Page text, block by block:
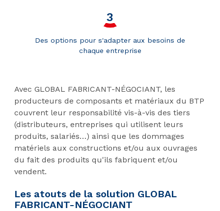
Des options pour s'adapter aux besoins de
chaque entreprise
Avec GLOBAL FABRICANT-NÉGOCIANT, les
producteurs de composants et matériaux du BTP
couvrent leur responsabilité vis-à-vis des tiers
(distributeurs, entreprises qui utilisent leurs
produits, salariés…) ainsi que les dommages
matériels aux constructions et/ou aux ouvrages
du fait des produits qu'ils fabriquent et/ou
vendent.
Les atouts de la solution GLOBAL
FABRICANT-NÉGOCIANT